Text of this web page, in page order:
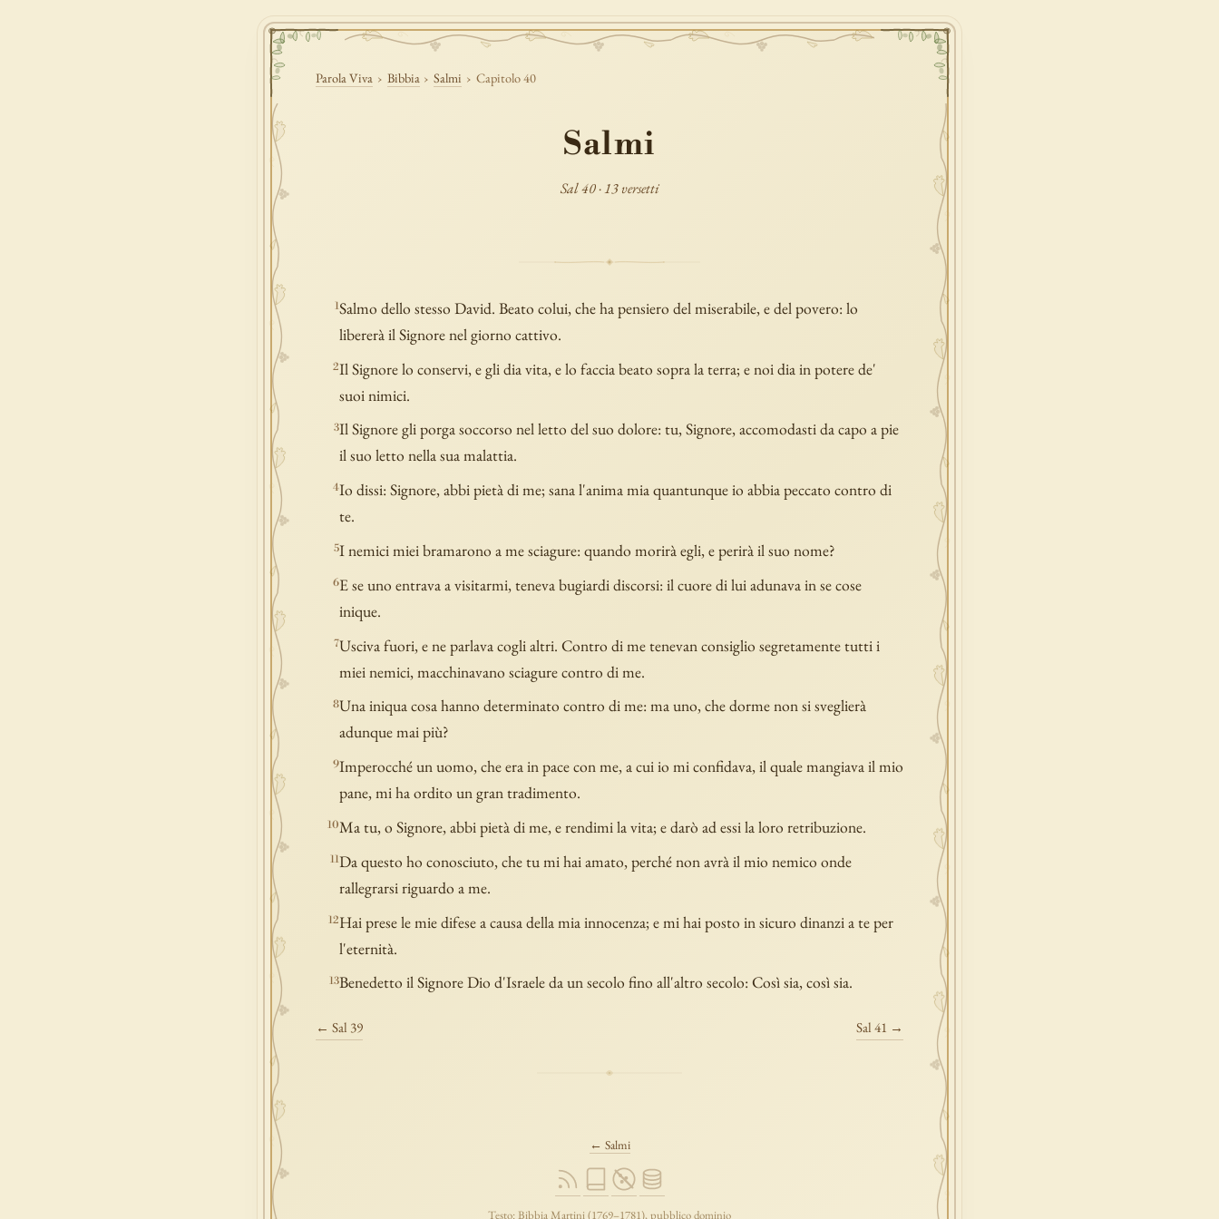
Parola Viva › Bibbia › Salmi › Capitolo 40
Salmi
Sal 40 · 13 versetti
1Salmo dello stesso David. Beato colui, che ha pensiero del miserabile, e del povero: lo
libererà il Signore nel giorno cattivo.
2Il Signore lo conservi, e gli dia vita, e lo faccia beato sopra la terra; e noi dia in potere de'
suoi nimici.
3Il Signore gli porga soccorso nel letto del suo dolore: tu, Signore, accomodasti da capo a pie
il suo letto nella sua malattia.
4Io dissi: Signore, abbi pietà di me; sana l'anima mia quantunque io abbia peccato contro di
te.
5I nemici miei bramarono a me sciagure: quando morirà egli, e perirà il suo nome?
6E se uno entrava a visitarmi, teneva bugiardi discorsi: il cuore di lui adunava in se cose
inique.
7Usciva fuori, e ne parlava cogli altri. Contro di me tenevan consiglio segretamente tutti i
miei nemici, macchinavano sciagure contro di me.
8Una iniqua cosa hanno determinato contro di me: ma uno, che dorme non si sveglierà
adunque mai più?
9Imperocché un uomo, che era in pace con me, a cui io mi confidava, il quale mangiava il mio
pane, mi ha ordito un gran tradimento.
10Ma tu, o Signore, abbi pietà di me, e rendimi la vita; e darò ad essi la loro retribuzione.
11Da questo ho conosciuto, che tu mi hai amato, perché non avrà il mio nemico onde
rallegrarsi riguardo a me.
12Hai prese le mie difese a causa della mia innocenza; e mi hai posto in sicuro dinanzi a te per
l'eternità.
13Benedetto il Signore Dio d'Israele da un secolo fino all'altro secolo: Così sia, così sia.
← Sal 39 Sal 41 →
← Salmi
Testo: Bibbia Martini (1769–1781), pubblico dominio